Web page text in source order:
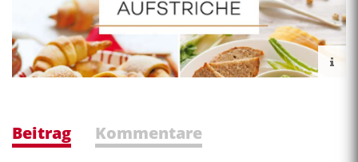
Beitrag Kommentare